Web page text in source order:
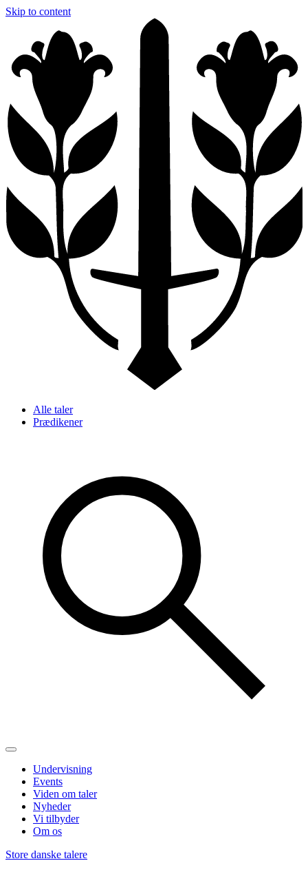
Skip to content
Alle taler
Prædikener
Undervisning
Events
Viden om taler
Nyheder
Vi tilbyder
Om os
Store danske talere